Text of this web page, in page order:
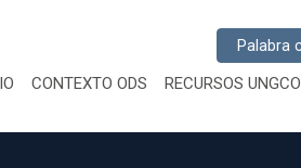
Buscar
CONTEXTO ODS RECURSOS UNGCO